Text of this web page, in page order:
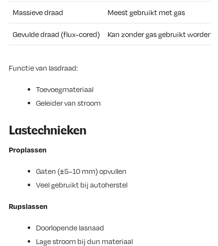
Massieve draad Meest gebruikt met gas
Gevulde draad (flux-cored) Kan zonder gas gebruikt worden
Functie van lasdraad:
Toevoegmateriaal
Geleider van stroom
Lastechnieken
Proplassen
Gaten (±5–10 mm) opvullen
Veel gebruikt bij autoherstel
Rupslassen
Doorlopende lasnaad
Lage stroom bij dun materiaal